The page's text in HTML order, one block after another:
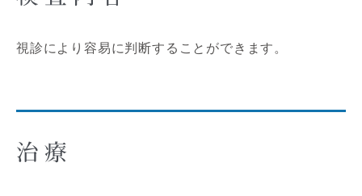
視診により容易に判断することができます。
治療